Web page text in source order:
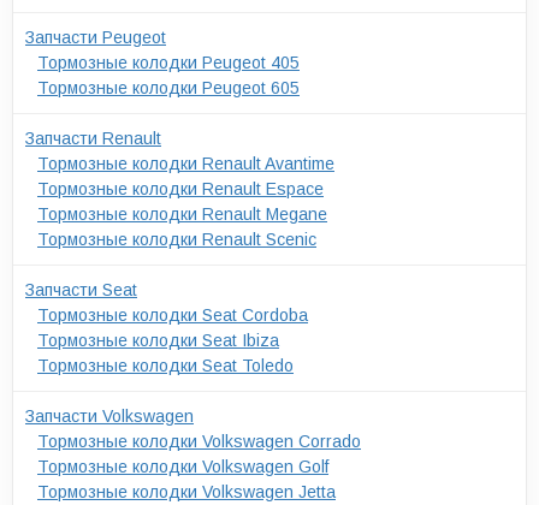
Запчасти Peugeot
Тормозные колодки Peugeot 405
Тормозные колодки Peugeot 605
Запчасти Renault
Тормозные колодки Renault Avantime
Тормозные колодки Renault Espace
Тормозные колодки Renault Megane
Тормозные колодки Renault Scenic
Запчасти Seat
Тормозные колодки Seat Cordoba
Тормозные колодки Seat Ibiza
Тормозные колодки Seat Toledo
Запчасти Volkswagen
Тормозные колодки Volkswagen Corrado
Тормозные колодки Volkswagen Golf
Тормозные колодки Volkswagen Jetta